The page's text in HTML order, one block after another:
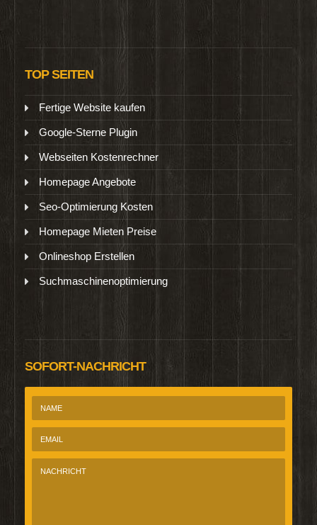
TOP SEITEN
Fertige Website kaufen
Google-Sterne Plugin
Webseiten Kostenrechner
Homepage Angebote
Seo-Optimierung Kosten
Homepage Mieten Preise
Onlineshop Erstellen
Suchmaschinenoptimierung
SOFORT-NACHRICHT